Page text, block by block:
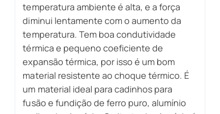
temperatura ambiente é alta, e a força
diminui lentamente com o aumento da
temperatura. Tem boa condutividade
térmica e pequeno coeficiente de
expansão térmica, por isso é um bom
material resistente ao choque térmico. É
um material ideal para cadinhos para
fusão e fundição de ferro puro, alumínio